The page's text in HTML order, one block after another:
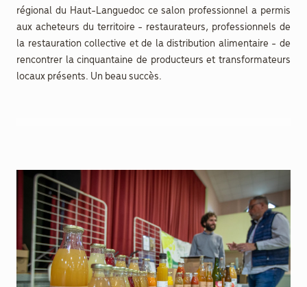
Contact
Recrutement
Documenthèque
régional du Haut-Languedoc ce salon professionnel a permis
aux acheteurs du territoire - restaurateurs, professionnels de
la restauration collective et de la distribution alimentaire - de
rencontrer la cinquantaine de producteurs et transformateurs
locaux présents. Un beau succès.